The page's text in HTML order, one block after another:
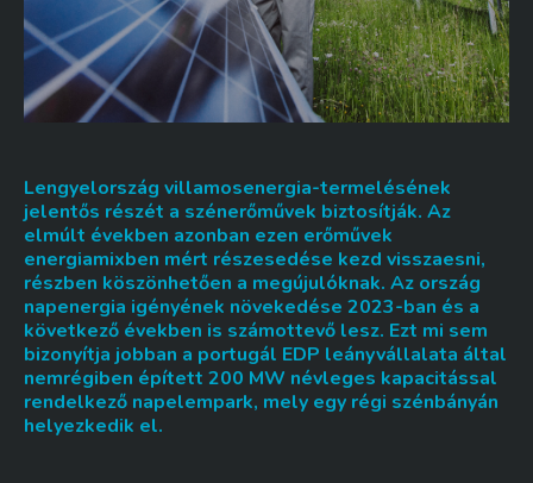
Lengyelország villamosenergia-termelésének
jelentős részét a szénerőművek biztosítják. Az
elmúlt években azonban ezen erőművek
energiamixben mért részesedése kezd visszaesni,
részben köszönhetően a megújulóknak. Az ország
napenergia igényének növekedése 2023-ban és a
következő években is számottevő lesz. Ezt mi sem
bizonyítja jobban a portugál EDP leányvállalata által
nemrégiben épített 200 MW névleges kapacitással
rendelkező napelempark, mely egy régi szénbányán
helyezkedik el.